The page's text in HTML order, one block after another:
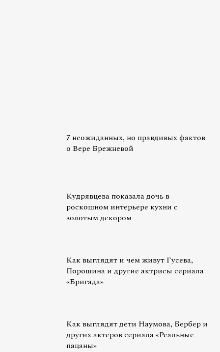
7 неожиданных, но правдивых фактов
о Вере Брежневой
Кудрявцева показала дочь в
роскошном интерьере кухни с
золотым декором
Как выглядят и чем живут Гусева,
Порошина и другие актрисы сериала
«Бригада»
Как выглядят дети Наумова, Бербер и
других актеров сериала «Реальные
пацаны»